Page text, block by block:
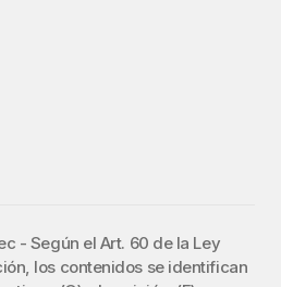
- Según el Art. 60 de la Ley
los contenidos se identifican